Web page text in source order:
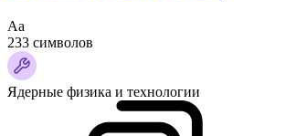
Аа
233 символов
Ядерные физика и технологии